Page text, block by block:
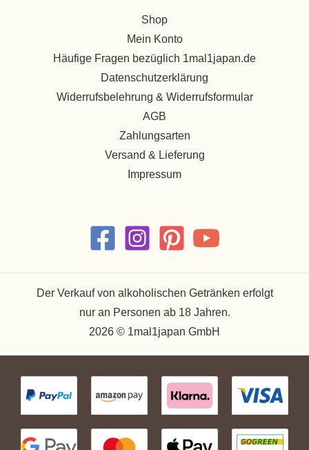
Shop
Mein Konto
Häufige Fragen bezüglich 1mal1japan.de
Datenschutzerklärung
Widerrufsbelehrung & Widerrufsformular
AGB
Zahlungsarten
Versand & Lieferung
Impressum
Der Verkauf von alkoholischen Getränken erfolgt
nur an Personen ab 18 Jahren.
2026 © 1mal1japan GmbH